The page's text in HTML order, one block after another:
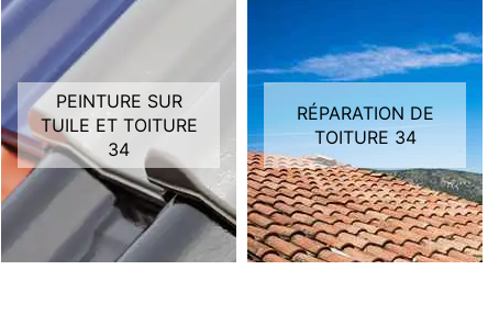
PEINTURE SUR
TUILE ET TOITURE
34
RÉPARATION DE
TOITURE 34